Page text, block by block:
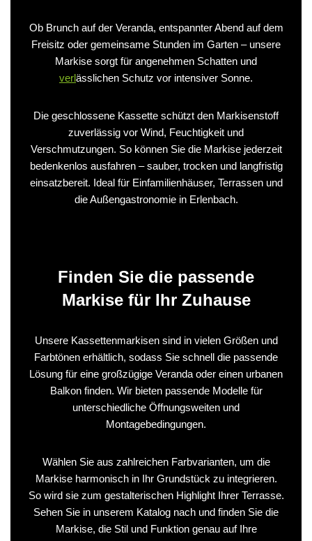
Ob Brunch auf der Veranda, entspannter Abend auf dem
Freisitz oder gemeinsame Stunden im Garten – unsere
Markise sorgt für angenehmen Schatten und
verlässlichen Schutz vor intensiver Sonne.
Die geschlossene Kassette schützt den Markisenstoff
zuverlässig vor Wind, Feuchtigkeit und
Verschmutzungen. So können Sie die Markise jederzeit
bedenkenlos ausfahren – sauber, trocken und langfristig
einsatzbereit. Ideal für Einfamilienhäuser, Terrassen und
die Außengastronomie in Erlenbach.
Finden Sie die passende
Markise für Ihr Zuhause
Unsere Kassettenmarkisen sind in vielen Größen und
Farbtönen erhältlich, sodass Sie schnell die passende
Lösung für eine großzügige Veranda oder einen urbanen
Balkon finden. Wir bieten passende Modelle für
unterschiedliche Öffnungsweiten und
Montagebedingungen.
Wählen Sie aus zahlreichen Farbvarianten, um die
Markise harmonisch in Ihr Grundstück zu integrieren.
So wird sie zum gestalterischen Highlight Ihrer Terrasse.
Sehen Sie in unserem Katalog nach und finden Sie die
Markise, die Stil und Funktion genau auf Ihre